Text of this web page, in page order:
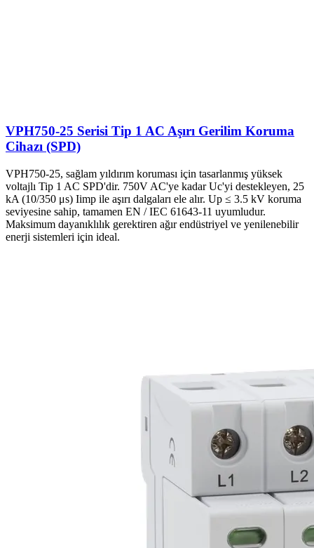
VPH750-25 Serisi Tip 1 AC Aşırı Gerilim Koruma
Cihazı (SPD)
VPH750-25, sağlam yıldırım koruması için tasarlanmış yüksek
voltajlı Tip 1 AC SPD'dir. 750V AC'ye kadar Uc'yi destekleyen, 25
kA (10/350 μs) Iimp ile aşırı dalgaları ele alır. Up ≤ 3.5 kV koruma
seviyesine sahip, tamamen EN / IEC 61643-11 uyumludur.
Maksimum dayanıklılık gerektiren ağır endüstriyel ve yenilenebilir
enerji sistemleri için ideal.